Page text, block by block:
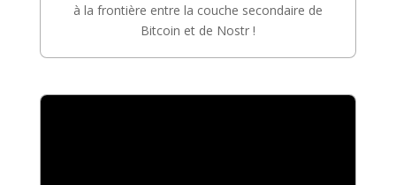
à la frontière entre la couche secondaire de
Bitcoin et de Nostr !